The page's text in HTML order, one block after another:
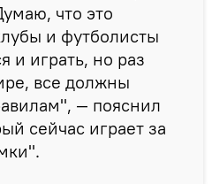
что это
и футболисты
и играть, но раз
все должны
— пояснил
сейчас играет за